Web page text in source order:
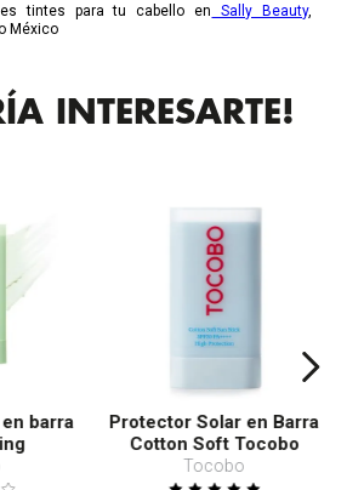
tintes para tu cabello en
Sally Beauty,
México
INTERESARTE!
barra
Protector Solar en Barra
Cotton Soft Tocobo
SPF50+ PA++++
Tocobo